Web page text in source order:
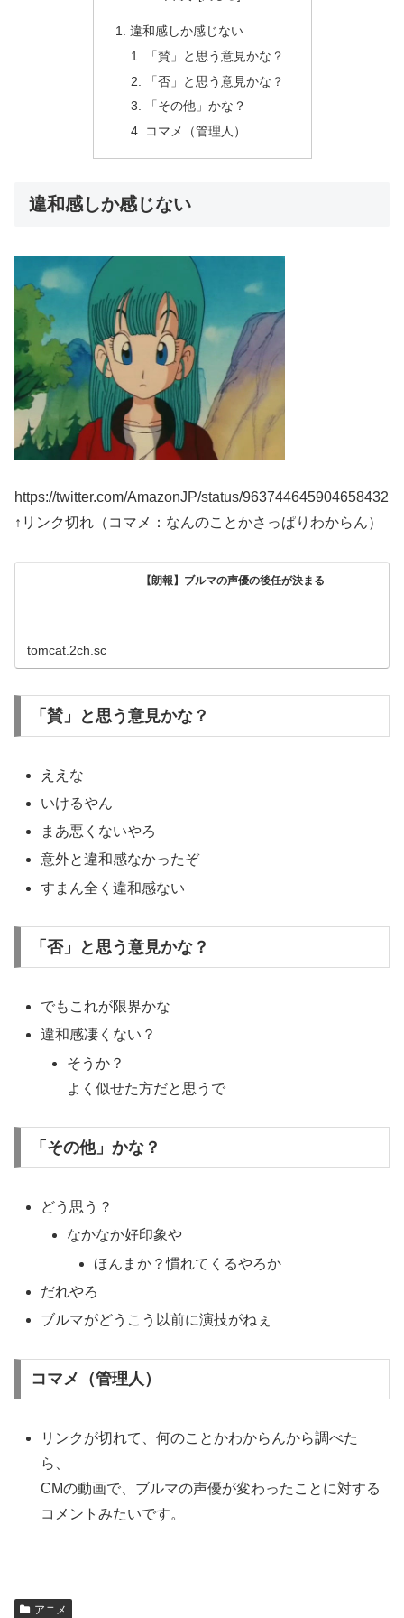
違和感しか感じない
「賛」と思う意見かな？
「否」と思う意見かな？
「その他」かな？
コマメ（管理人）
違和感しか感じない
https://twitter.com/AmazonJP/status/963744645904658432
↑リンク切れ（コマメ：なんのことかさっぱりわからん）
【朗報】ブルマの声優の後任が決まる
tomcat.2ch.sc
「賛」と思う意見かな？
ええな
いけるやん
まあ悪くないやろ
意外と違和感なかったぞ
すまん全く違和感ない
「否」と思う意見かな？
でもこれが限界かな
違和感凄くない？
そうか？
よく似せた方だと思うで
「その他」かな？
どう思う？
なかなか好印象や
ほんまか？慣れてくるやろか
だれやろ
ブルマがどうこう以前に演技がねぇ
コマメ（管理人）
リンクが切れて、何のことかわからんから調べた
ら、
CMの動画で、ブルマの声優が変わったことに対する
コメントみたいです。
アニメ